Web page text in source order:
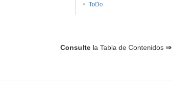
ToDo
Consulte la Tabla de Contenidos ⇒